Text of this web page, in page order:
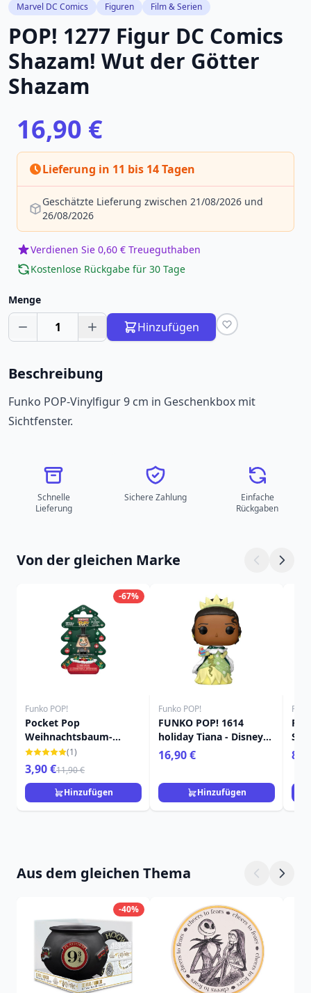
Marvel DC Comics Figuren Film & Serien
POP! 1277 Figur DC Comics
Shazam! Wut der Götter
Shazam
16,90 €
Lieferung in 11 bis 14 Tagen
Geschätzte Lieferung zwischen 21/08/2026 und
26/08/2026
Verdienen Sie 0,60 € Treueguthaben
Kostenlose Rückgabe für 30 Tage
Menge
1 Hinzufügen
Beschreibung
Funko POP-Vinylfigur 9 cm in Geschenkbox mit
Sichtfenster.
Schnelle
Lieferung
Sichere Zahlung
Einfache
Rückgaben
Von der gleichen Marke
-67%
Funko POP!
Pocket Pop
Weihnachtsbaum-
Bürgermeister - Disney
Nightmare Before
Christmas
(1)
3,90 €11,90 €
Hinzufügen
Funko POP!
FUNKO POP! 1614
holiday Tiana - Disney
Princess
16,90 €
Hinzufügen
E
Aus dem gleichen Thema
-40%